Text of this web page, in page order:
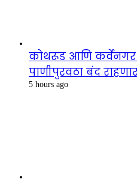
कोथरूड आणि कर्वेनगर
पाणीपुरवठा बंद
5 hours ago